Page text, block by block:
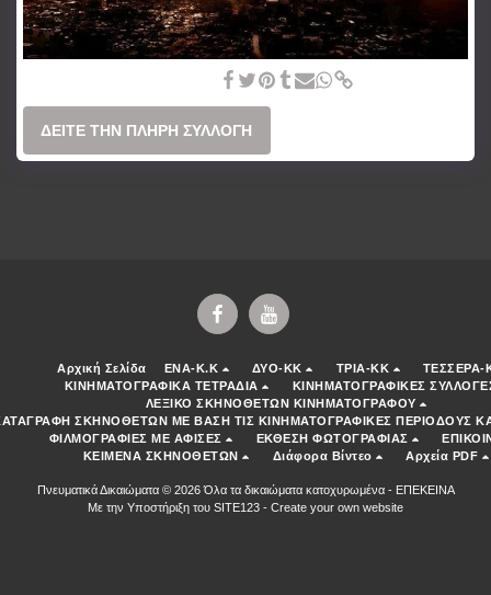
ΔΕΊΤΕ ΤΗΝ ΠΛΉΡΗ ΣΥΛΛΟΓΉ
Αρχική Σελίδα ENA-K.K ΔΥΟ-ΚΚ ΤΡΙΑ-ΚΚ
ΤΕΣΣΕΡΑ-
ΚΙΝΗΜΑΤΟΓΡΑΦΙΚΑ ΤΕΤΡΑΔΙΑ
ΚΙΝΗΜΑΤΟΓΡΑΦΙΚΕΣ
ΛΕΞΙΚΟ ΣΚΗΝΟΘΕΤΩΝ ΚΙΝΗΜΑΤΟΓΡΑΦΟΥ
ΣΚΗΝΟΘΕΤΩΝ ΜΕ ΒΑΣΗ ΤΙΣ ΚΙΝΗΜΑΤΟΓΡΑΦΙΚΕΣ ΠΕΡΙΟΔΟΥΣ
ΦΙΛΜΟΓΡΑΦΙΕΣ ΜΕ ΑΦΙΣΕΣ
ΕΚΘΕΣΗ ΦΩΤΟΓΡΑΦΙΑΣ
ΚΕΙΜΕΝΑ ΣΚΗΝΟΘΕΤΩΝ
Διάφορα Βίντεο Αρχεία PDF
Πνευματικά Δικαιώματα © 2026 Όλα τα δικαιώματα κατοχυρωμένα - ΕΠΕΚΕΙΝΑ
Με την Υποστήριξη του SITE123 - Create your own website